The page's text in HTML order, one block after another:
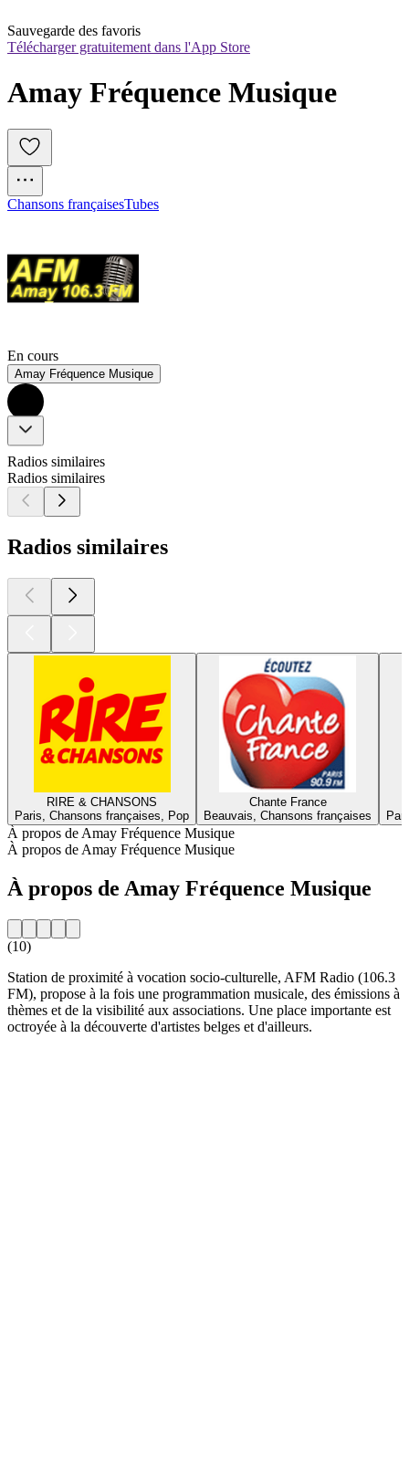
Sauvegarde des favoris
Télécharger gratuitement dans l'App Store
Amay Fréquence Musique
Chansons françaisesTubes
En cours
Amay Fréquence Musique
Radios similaires
Radios similaires
Radios similaires
RIRE & CHANSONS
Paris, Chansons françaises, Pop
Chante France
Beauvais, Chansons françaises
À propos de Amay Fréquence Musique
À propos de Amay Fréquence Musique
À propos de Amay Fréquence Musique
(10)
Station de proximité à vocation socio-culturelle, AFM Radio (106.3
FM), propose à la fois une programmation musicale, des émissions à
thèmes et de la visibilité aux associations. Une place importante est
octroyée à la découverte d'artistes belges et d'ailleurs.